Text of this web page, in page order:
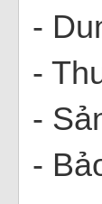
-
-
-
-